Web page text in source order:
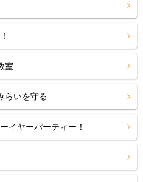
室
らいを守る
イヤーパーティー！